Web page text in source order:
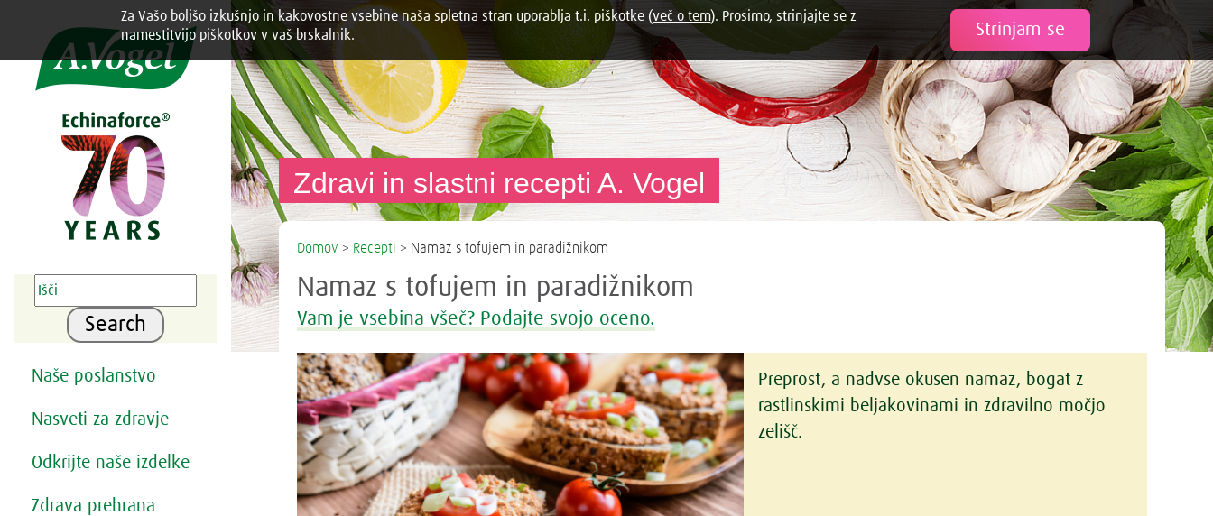

Search
Naše poslanstvo
Nasveti za zdravje
Odkrijte naše izdelke
Zdrava prehrana
Zdravi in slastni recepti A. Vogel
Domov > Recepti > Namaz s tofujem in paradižnikom
Namaz s tofujem in paradižnikom
Vam je vsebina všeč? Podajte svojo oceno.
Preprost, a nadvse okusen namaz, bogat z
rastlinskimi beljakovinami in zdravilno močjo
zelišč.
Strinjam se
Za Vašo boljšo izkušnjo in kakovostne vsebine naša spletna stran uporablja t.i. piškotke (več o tem). Prosimo, strinjajte se z
namestitvijo piškotkov v vaš brskalnik.
Share this selection Tweet